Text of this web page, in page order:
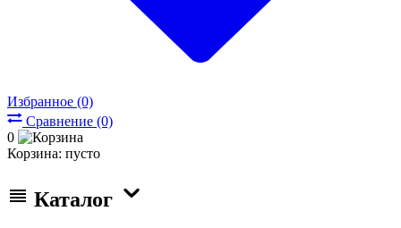
Избранное (0)
Сравнение (0)
0
Корзина: пусто
Каталог